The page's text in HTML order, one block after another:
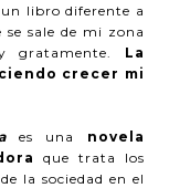
libro diferente a
se sale de mi zona
gratamente. La
crecer mi
es una novela
que trata los
la sociedad en el